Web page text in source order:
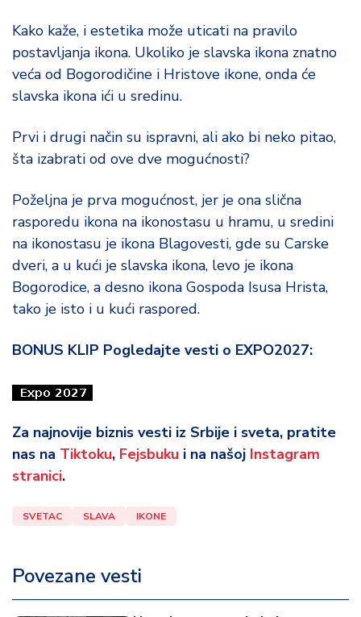
Kako kaže, i estetika može uticati na pravilo
postavljanja ikona. Ukoliko je slavska ikona znatno
veća od Bogorodičine i Hristove ikone, onda će
slavska ikona ići u sredinu.
Prvi i drugi način su ispravni, ali ako bi neko pitao,
šta izabrati od ove dve mogućnosti?
Poželjna je prva mogućnost, jer je ona slična
rasporedu ikona na ikonostasu u hramu, u sredini
na ikonostasu je ikona Blagovesti, gde su Carske
dveri, a u kući je slavska ikona, levo je ikona
Bogorodice, a desno ikona Gospoda Isusa Hrista,
tako je isto i u kući raspored.
BONUS KLIP Pogledajte vesti o EXPO2027:
Za najnovije biznis vesti iz Srbije i sveta, pratite
nas na Tiktoku, Fejsbuku i na našoj Instagram
stranici.
SVETAC SLAVA IKONE
Povezane vesti